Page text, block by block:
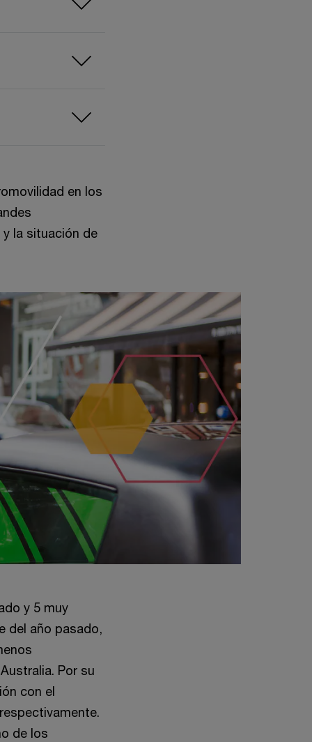
en los
la situación de
y 5 muy
del año pasado,
Por su
con el
de los